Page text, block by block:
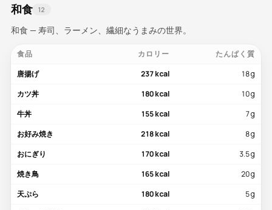
和食 12
和食 — 寿司、ラーメン、繊細なうまみの世界。
食品 カロリー
たんぱく質
唐揚げ
237 kcal
18 g
カツ丼
180 kcal
10 g
牛丼
155 kcal
7 g
お好み焼き
218 kcal
8 g
おにぎり
170 kcal
3.5 g
焼き鳥
165 kcal
20 g
天ぷら
180 kcal
5 g